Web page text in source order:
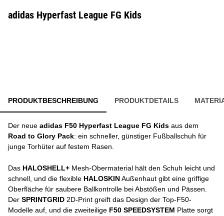
adidas Hyperfast League FG Kids
PRODUKTBESCHREIBUNG PRODUKTDETAILS
Der neue adidas F50 Hyperfast League FG Kids aus dem
Road to Glory Pack: ein schneller, günstiger Fußballschuh für
junge Torhüter auf festem Rasen.
Das HALOSHELL+ Mesh-Obermaterial hält den Schuh leicht und
schnell, und die flexible HALOSKINAußenhaut gibt eine griffige
Oberfläche für saubere Ballkontrolle bei Abstößen und Pässen.
Der SPRINTGRID 2D-Print greift das Design der Top-F50-
Modelle auf, und die zweiteilige F50 SPEEDSYSTEM Platte sorgt